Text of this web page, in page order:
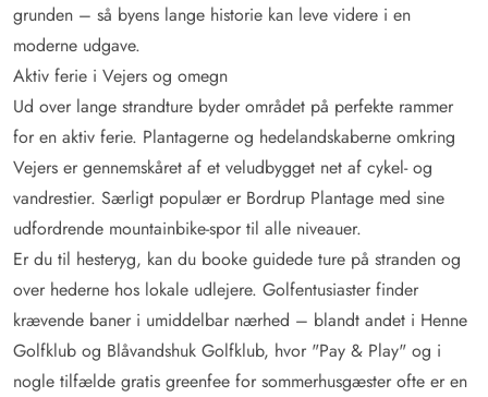
grunden – så byens lange historie kan leve videre i en
moderne udgave.
Aktiv ferie i Vejers og omegn
Ud over lange strandture byder området på perfekte rammer
for en aktiv ferie. Plantagerne og hedelandskaberne omkring
Vejers er gennemskåret af et veludbygget net af cykel- og
vandrestier. Særligt populær er Bordrup Plantage med sine
udfordrende mountainbike-spor til alle niveauer.
Er du til hesteryg, kan du booke guidede ture på stranden og
over hederne hos lokale udlejere. Golfentusiaster finder
krævende baner i umiddelbar nærhed – blandt andet i Henne
Golfklub og Blåvandshuk Golfklub, hvor "Pay & Play" og i
nogle tilfælde gratis greenfee for sommerhusgæster ofte er en